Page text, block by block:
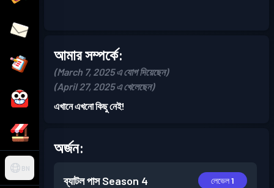
BN
আমার সম্পর্কে:
(March 7, 2025 এ যোগ দিয়েছেন)
(April 27, 2025 এ খেলেছেন)
এখানে এখনো কিছু নেই!
অর্জন:
ব্যাটল পাস Season 4 লেভেল 1